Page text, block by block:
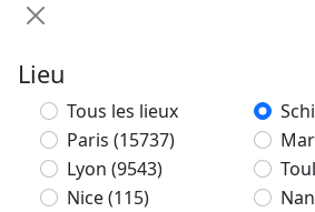
Lieu
Tous les lieux
Paris (15737)
Lyon (9543)
Nice(115)